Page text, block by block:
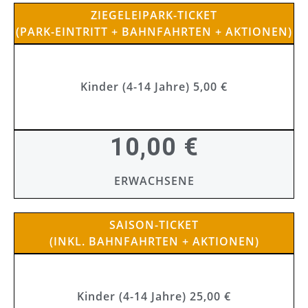
ZIEGELEIPARK-TICKET
(PARK-EINTRITT + BAHNFAHRTEN + AKTIONEN)
Kinder (4-14 Jahre) 5,00 €
10,00 €
ERWACHSENE
SAISON-TICKET
(INKL. BAHNFAHRTEN + AKTIONEN)
Kinder (4-14 Jahre) 25,00 €